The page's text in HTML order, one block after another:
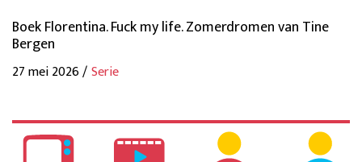
Boek Florentina. Fuck my life. Zomerdromen van Tine
Bergen
27 mei 2026 /Serie